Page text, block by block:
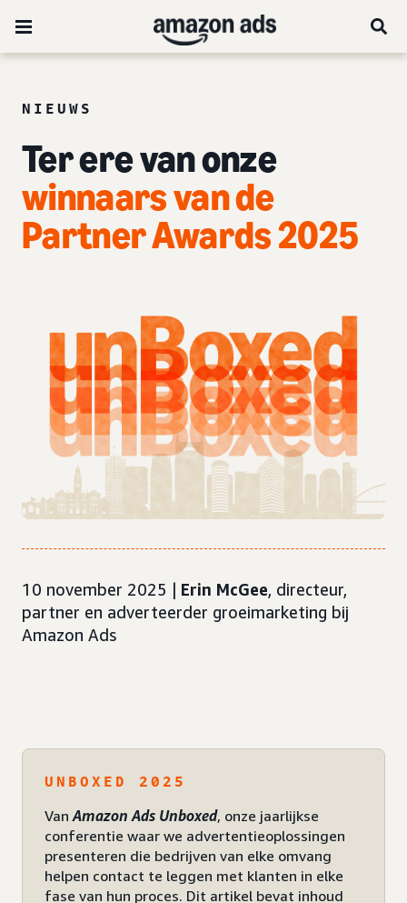
NIEUWS
Ter ere van onze
winnaars van de
Partner Awards 2025
10 november 2025 | Erin McGee, directeur,
partner en adverteerder groeimarketing bij
Amazon Ads
UNBOXED 2025
VanAmazon Ads Unboxed, onze jaarlijkse
conferentie waar we advertentieoplossingen
presenteren die bedrijven van elke omvang
helpen contact te leggen met klanten in elke
fase van hun proces. Dit artikel bevat inhoud